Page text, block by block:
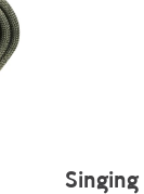
Singing